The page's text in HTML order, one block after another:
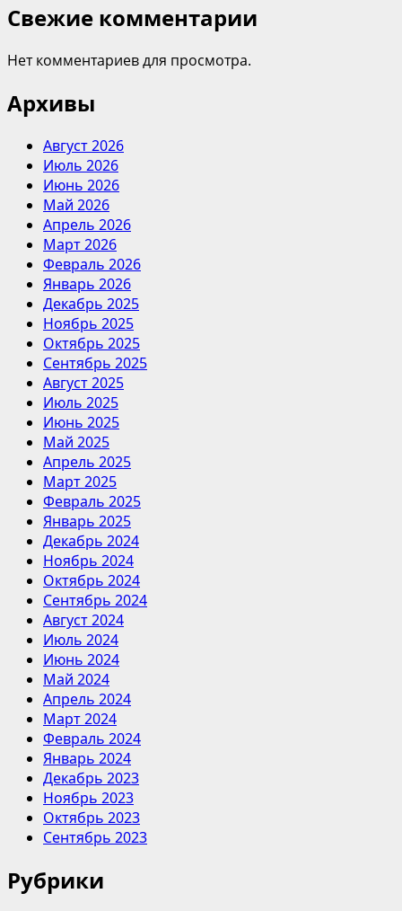
Свежие комментарии
Нет комментариев для просмотра.
Архивы
Август 2026
Июль 2026
Июнь 2026
Май 2026
Апрель 2026
Март 2026
Февраль 2026
Январь 2026
Декабрь 2025
Ноябрь 2025
Октябрь 2025
Сентябрь 2025
Август 2025
Июль 2025
Июнь 2025
Май 2025
Апрель 2025
Март 2025
Февраль 2025
Январь 2025
Декабрь 2024
Ноябрь 2024
Октябрь 2024
Сентябрь 2024
Август 2024
Июль 2024
Июнь 2024
Май 2024
Апрель 2024
Март 2024
Февраль 2024
Январь 2024
Декабрь 2023
Ноябрь 2023
Октябрь 2023
Сентябрь 2023
Рубрики